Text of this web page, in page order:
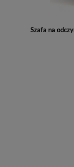
Szafa na